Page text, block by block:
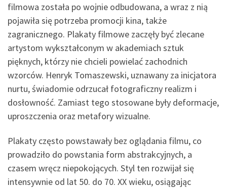
filmowa została po wojnie odbudowana, a wraz z nią
pojawiła się potrzeba promocji kina, także
zagranicznego. Plakaty filmowe zaczęły być zlecane
artystom wykształconym w akademiach sztuk
pięknych, którzy nie chcieli powielać zachodnich
wzorców. Henryk Tomaszewski, uznawany za inicjatora
nurtu, świadomie odrzucał fotograficzny realizm i
dosłowność. Zamiast tego stosowane były deformacje,
uproszczenia oraz metafory wizualne.
Plakaty często powstawały bez oglądania filmu, co
prowadziło do powstania form abstrakcyjnych, a
czasem wręcz niepokojących. Styl ten rozwijał się
intensywnie od lat 50. do 70. XX wieku, osiągając